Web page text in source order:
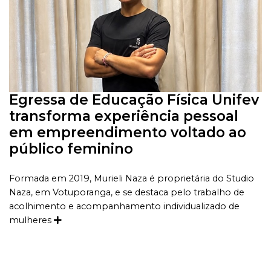
Egressa de Educação Física Unifev
transforma experiência pessoal
em empreendimento voltado ao
público feminino
Formada em 2019, Murieli Naza é proprietária do Studio
Naza, em Votuporanga, e se destaca pelo trabalho de
acolhimento e acompanhamento individualizado de
mulheres